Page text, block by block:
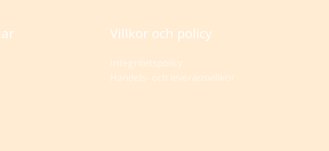
Villkor och policy
Integritetspolicy
Handels- och leveransvillkor